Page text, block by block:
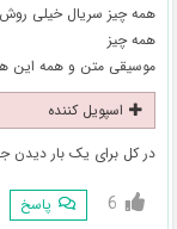
همه چیز سریال خیلی روش
همه چیز
موسیقی متن و همه این ها
اسپویل کننده
در کل برای یک بار دیدن
6 پاسخ